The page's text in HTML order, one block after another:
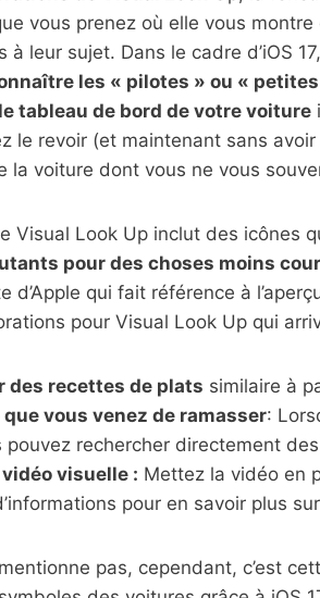
vous prenez où elle vous
à leur sujet. Dans le cadre d’iOS
les « pilotes » ou «
tableau de bord de votre voiture
le revoir (et maintenant sans
la voiture dont vous ne vous
Visual Look Up inclut des icônes
pour des choses moins
d’Apple qui fait référence à
pour Visual Look Up qui
des recettes de plats similaire à
que vous venez de ramasser:
pouvez rechercher directement
visuelle : Mettez la vidéo en
pour en savoir plus
mentionne pas, cependant, c’est